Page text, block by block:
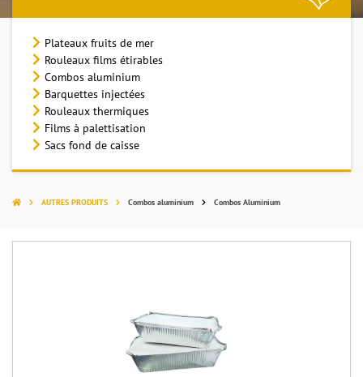
Plateaux fruits de mer
Rouleaux films étirables
Combos aluminium
Barquettes injectées
Rouleaux thermiques
Films à palettisation
Sacs fond de caisse
AUTRES PRODUITS Combos aluminium Combos Aluminium